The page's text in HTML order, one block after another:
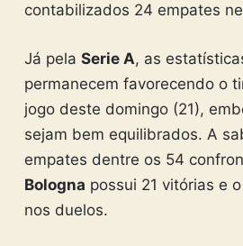
contabilizados 24 empates
Já pela Serie A, as
permanecem favorecendo o
jogo deste domingo (21),
sejam bem equilibrados. A
empates dentre os 54
Bologna possui 21 vitórias e o
nos duelos.